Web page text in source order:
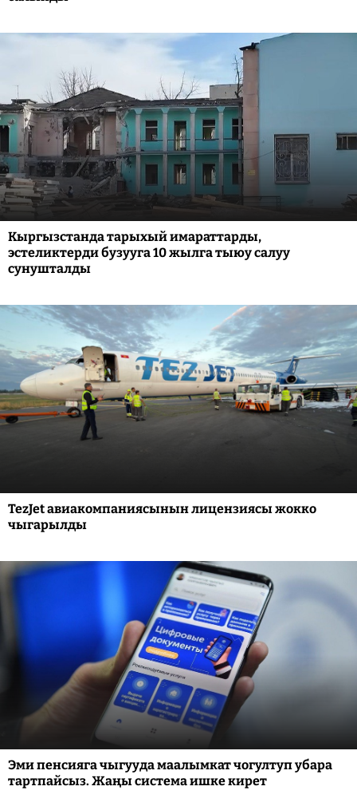
Кыргызстанда тарыхый имараттарды,
эстеликтерди бузууга 10 жылга тыюу салуу
сунушталды
TezJet авиакомпаниясынын лицензиясы жокко
чыгарылды
Эми пенсияга чыгууда маалымкат чогултуп убара
тартпайсыз. Жаңы система ишке кирет